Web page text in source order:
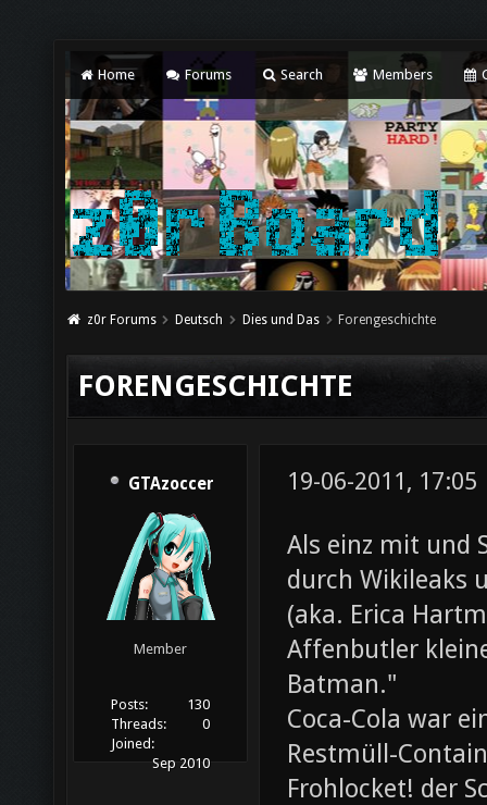
Home Forums Search Members
z0r Forums Deutsch Dies und Das Forengeschichte
FORENGESCHICHTE
GTAzoccer
Member
Posts:
130
Threads:
0
Joined:
Sep 2010
19-06-2011, 17:05
Als einz mit und
durch Wikileaks
(aka. Erica
Affenbutler
Batman."
Coca-Cola war
Restmüll-
Frohlocket! der